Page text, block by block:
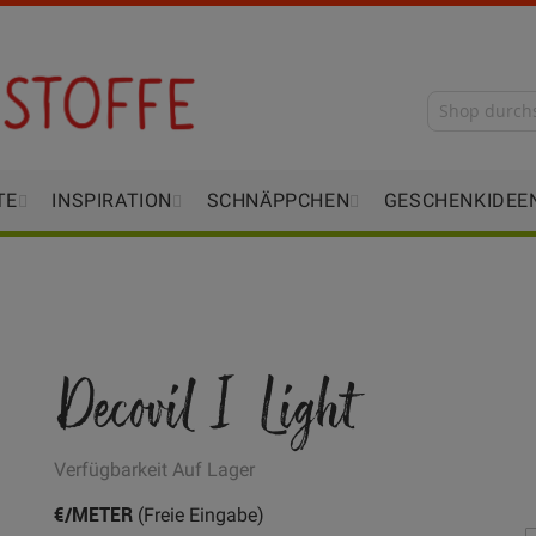
INSPIRATION SCHNÄPPCHEN
Decovil I Light
VerfügbarkeitAuf Lager
€/METER (Freie Eingabe)